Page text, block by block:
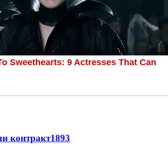
контракт1893